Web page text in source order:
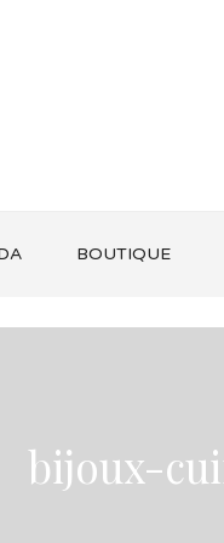
BOUTIQUE
bijoux-